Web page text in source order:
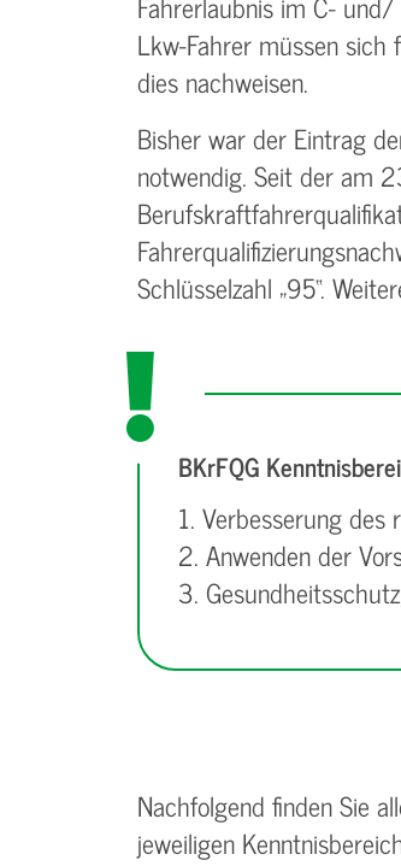
Lkw-Fahrer müssen
dies nachweisen.
Bisher war der Eintrag
notwendig. Seit der am
Schlüsselzahl „95“.
BKrFQG
1. Verbesserung
2. Anwenden der
3.
Nachfolgend finden Sie
jeweiligen